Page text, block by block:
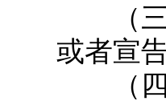
（三
或者宣
（四